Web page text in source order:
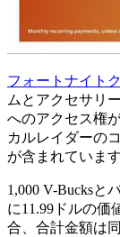
フォートナイト
ムとアクセサリ
へのアクセス権
カルレイダーの
が含まれています
1,000 V-Bucksと
に11.99ドルの価
合、合計金額は